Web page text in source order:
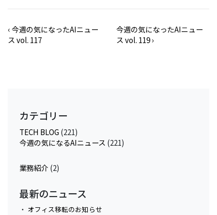
‹今週の気になったAIニュー
ス vol. 117
今週の気になったAIニュー
ス vol. 119›
カテゴリー
TECH BLOG(221)
今週の気になるAIニュース (221)
業務紹介 (2)
最新のニュース
オフィス移転のお知らせ